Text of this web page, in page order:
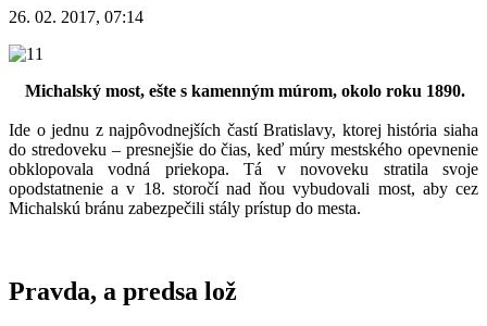
26. 02. 2017, 07:14
Michalský most, ešte s kamenným múrom, okolo roku 1890.
Ide o jednu z najpôvodnejších častí Bratislavy, ktorej história siaha
do stredoveku – presnejšie do čias, keď múry mestského opevnenie
obklopovala vodná priekopa. Tá v novoveku stratila svoje
opodstatnenie a v 18. storočí nad ňou vybudovali most, aby cez
Michalskú bránu zabezpečili stály prístup do mesta.
Pravda, a predsa lož